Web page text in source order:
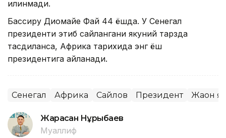
қилинмади.
Бассиру Диомайе Фай 44 ёшда. У Сенегал
президенти этиб сайлангани якуний тарзда
тасдиқланса, Африка тарихида энг ёш
президентига айланади.
Сенегал Африка Сайлов Президент Жаҳон
Жарасқан Нұрыбаев
Муаллиф